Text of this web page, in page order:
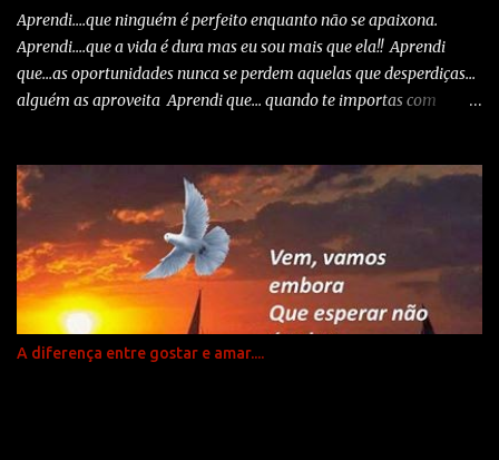
transformar tudo em uma boa experiência!...
Aprendi....que ninguém é perfeito enquanto não se apaixona.
Aprendi....que a vida é dura mas eu sou mais que ela!! Aprendi
que...as oportunidades nunca se perdem aquelas que desperdiças...
alguém as aproveita Aprendi que... quando te importas com
se sabe as que temos que ouvir. Aprendi que...um sorriso é uma
maneira econômica de melhorar teu aspecto. Aprendi que... não
posso escolher como me sinto... mas posso sempre fazer alguma
coisa. Aprendi que...quando o teu filho recém-nascido segura o teu
dedo na sua mão tenta prendê-lo para toda a vida Aprendi
que...todos, todos querem viver no topo da montanha... mas toda a
felicidade está durante a subida. Aprendi que... temos que
aproveitar da viagem e não apenas pensar na chegada. Aprendi
A diferença entre gostar e amar....